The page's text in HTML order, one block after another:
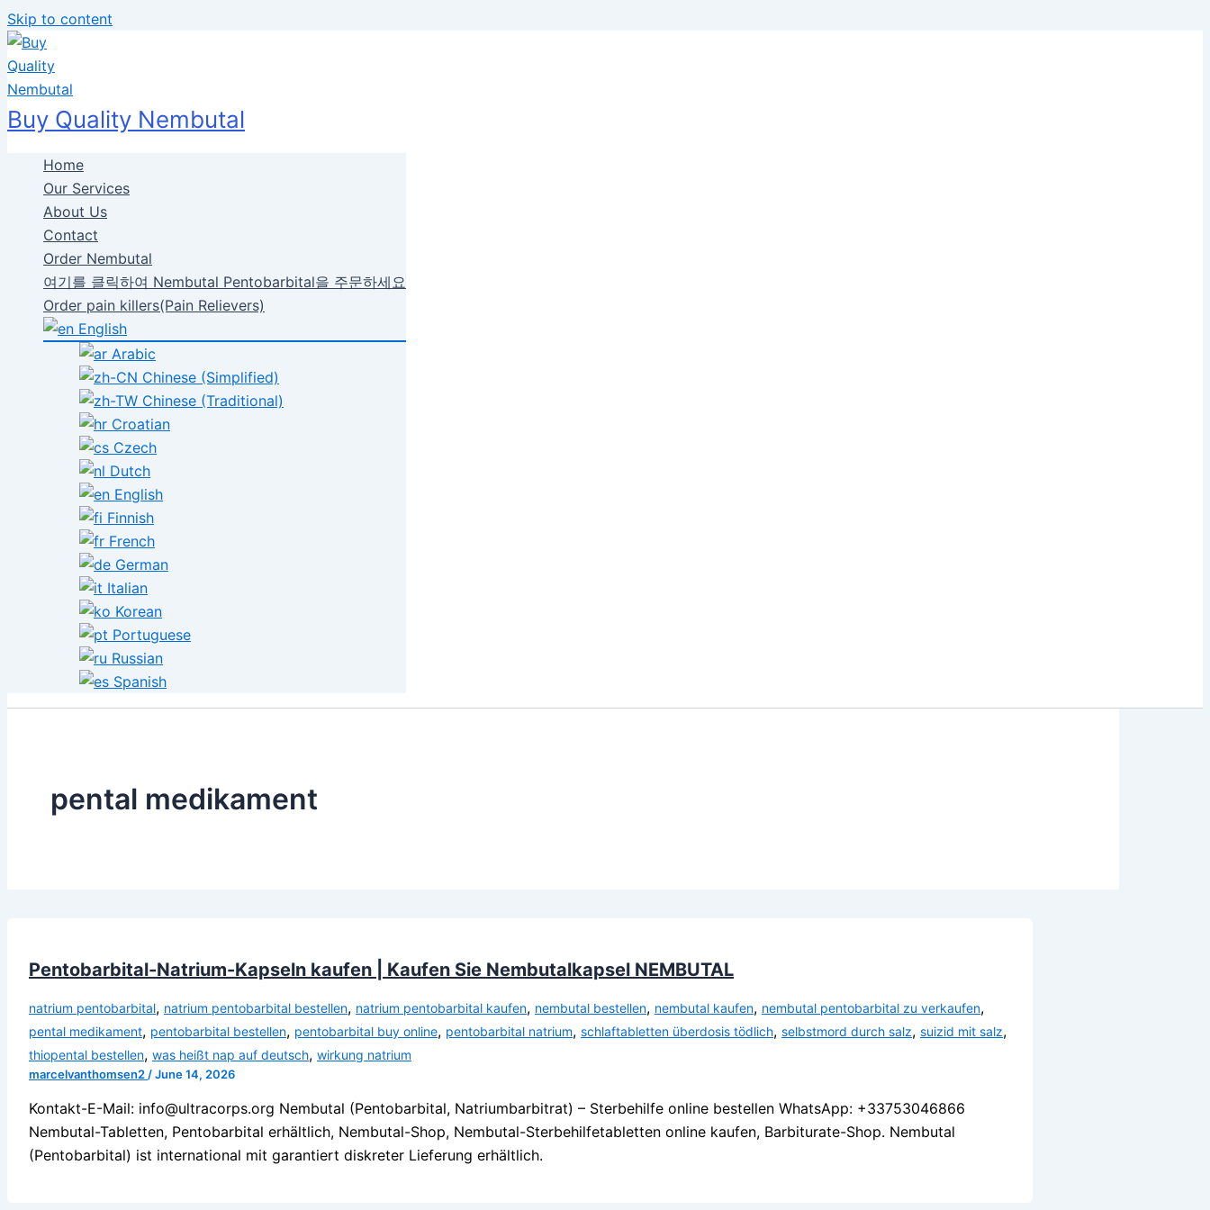
Skip to content
Buy Quality Nembutal
Home
Our Services
About Us
Contact
Order Nembutal
여기를 클릭하여 Nembutal Pentobarbital을 주문하세요
Order pain killers(Pain Relievers)
English
Arabic
Chinese (Simplified)
Chinese (Traditional)
Croatian
Czech
Dutch
English
Finnish
French
German
Italian
Korean
Portuguese
Russian
Spanish
pental medikament
Pentobarbital-Natrium-Kapseln kaufen | Kaufen Sie Nembutalkapsel NEMBUTAL
natrium pentobarbital, natrium pentobarbital bestellen, natrium pentobarbital kaufen, nembutal bestellen, nembutal kaufen, nembutal pentobarbital zu verkaufen,
pental medikament, pentobarbital bestellen, pentobarbital buy online, pentobarbital natrium, schlaftabletten überdosis tödlich, selbstmord durch salz, suizid mit salz,
thiopental bestellen, was heißt nap auf deutsch, wirkung natrium
marcelvanthomsen2 /June 14, 2026
Kontakt-E-Mail: info@ultracorps.org Nembutal (Pentobarbital, Natriumbarbitrat) – Sterbehilfe online bestellen WhatsApp: +33753046866
Nembutal-Tabletten, Pentobarbital erhältlich, Nembutal-Shop, Nembutal-Sterbehilfetabletten online kaufen, Barbiturate-Shop. Nembutal
(Pentobarbital) ist international mit garantiert diskreter Lieferung erhältlich.